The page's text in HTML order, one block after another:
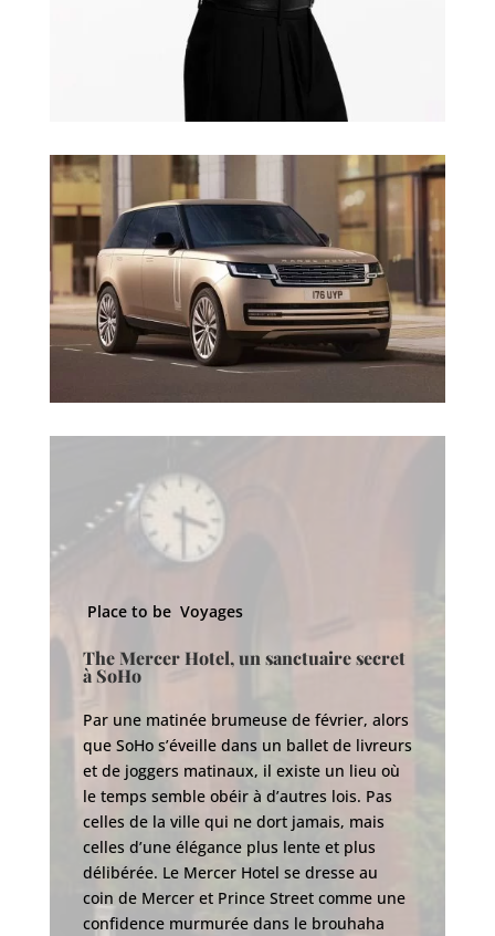
Place to be Voyages
The Mercer Hotel, un sanctuaire secret
à SoHo
Par une matinée brumeuse de février, alors
que SoHo s’éveille dans un ballet de livreurs
et de joggers matinaux, il existe un lieu où
le temps semble obéir à d’autres lois. Pas
celles de la ville qui ne dort jamais, mais
celles d’une élégance plus lente et plus
délibérée. Le Mercer Hotel se dresse au
coin de Mercer et Prince Street comme une
confidence murmurée dans le brouhaha